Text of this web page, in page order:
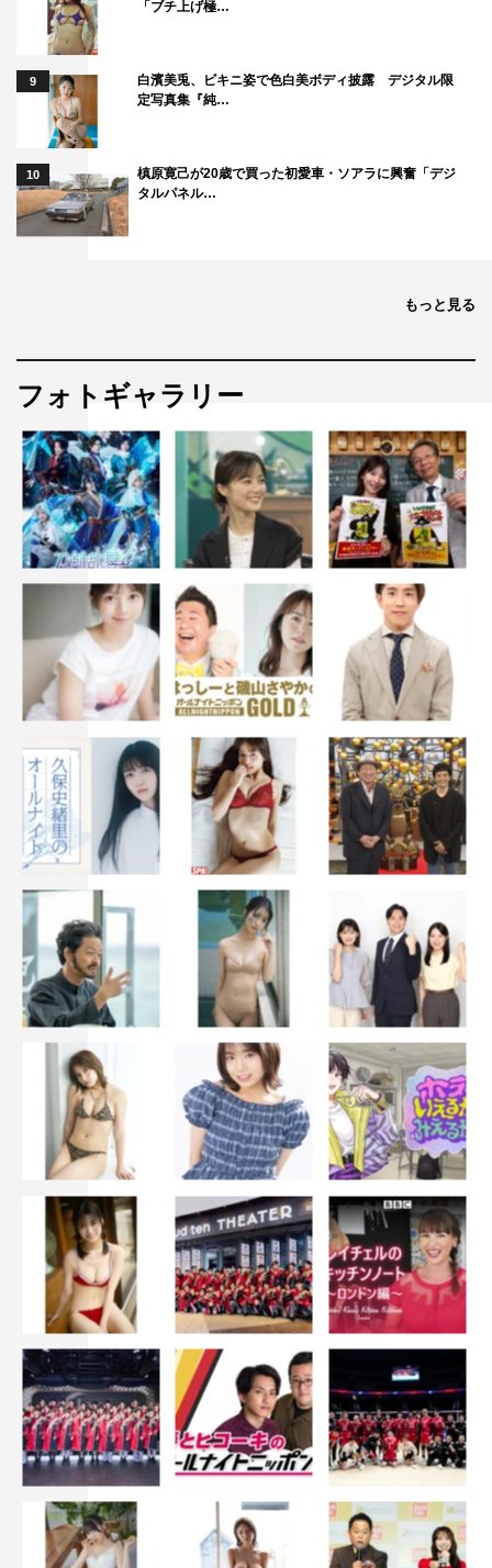
「ブチ上げ極…
9
白濱美兎、ビキニ姿で色白美ボディ披露 デジタル限
定写真集『純…
10
槙原寛己が20歳で買った初愛車・ソアラに興奮「デジ
タルパネル…
もっと見る
フォトギャラリー